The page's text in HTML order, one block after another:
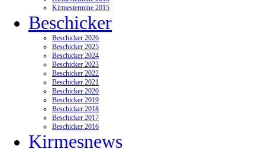
Kirmestermine 2015
Beschicker
Beschicker 2026
Beschicker 2025
Beschicker 2024
Beschicker 2023
Beschicker 2022
Beschicker 2021
Beschicker 2020
Beschicker 2019
Beschicker 2018
Beschicker 2017
Beschicker 2016
Kirmesnews